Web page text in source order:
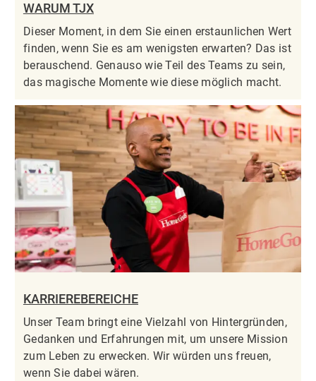
WARUM TJX
Dieser Moment, in dem Sie einen erstaunlichen Wert
finden, wenn Sie es am wenigsten erwarten? Das ist
berauschend. Genauso wie Teil des Teams zu sein,
das magische Momente wie diese möglich macht.
KARRIEREBEREICHE
Unser Team bringt eine Vielzahl von Hintergründen,
Gedanken und Erfahrungen mit, um unsere Mission
zum Leben zu erwecken. Wir würden uns freuen,
wenn Sie dabei wären.